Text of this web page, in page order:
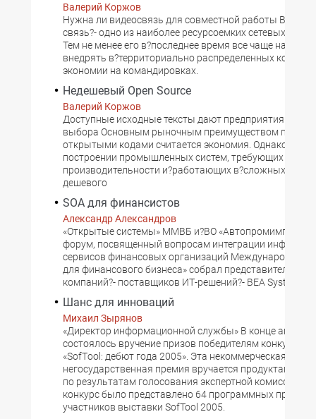
Валерий Коржов
Нужна ли видеосвязь для совместной работы
связь?- одно из наиболее ресурсоемких сетевых
Тем не менее его в?последнее время все чаще
внедрять в?территориально распределенных
экономии на командировках.
Недешевый Open Source
Валерий Коржов
Доступные исходные тексты дают предприятиям
выбора Основным рыночным преимуществом
открытыми кодами считается экономия. Однако, при
построении промышленных систем, требующих
производительности и?работающих в?сложных
дешевого
SOA для финансистов
Александр Александров
«Открытые системы» ММВБ и?ВО «Автопромимпорт»
форум, посвященный вопросам интеграции
сервисов финансовых организаций Международный
для финансового бизнеса» собрал представителей
компаний?- поставщиков ИТ-решений?- BEA Systems,
Шанс для инноваций
Михаил Зырянов
«Директор информационной службы» В конце апреля
состоялось вручение призов победителям конкурса
«SofТool: дебют года 2005». Эта некоммерческая
негосударственная премия вручается продуктам-
по результатам голосования экспертной комиссии
конкурс было представлено 64 программных
участников выставки SofTool 2005.